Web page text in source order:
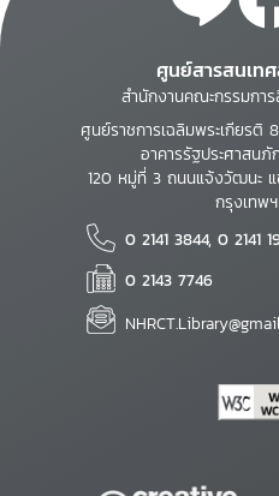
ศูนย์สารสนเท
สำนักงานคณะกรรมกา
ศูนย์ราชการเฉลิมพระเกียร
อาคารรัฐประศาสน
120 หมู่ที่ 3 ถนนแจ้งวัฒนะ
กรุงเทพ
0 2141 3844, 0 2141
0 2143 7746